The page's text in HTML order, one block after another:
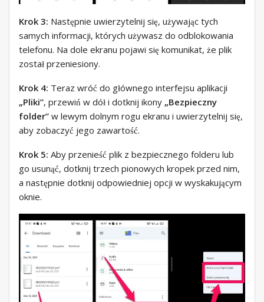
Krok 3: Następnie uwierzytelnij się, używając tych
samych informacji, których używasz do odblokowania
telefonu. Na dole ekranu pojawi się komunikat, że plik
został przeniesiony.
Krok 4: Teraz wróć do głównego interfejsu aplikacji
„Pliki”, przewiń w dół i dotknij ikony „Bezpieczny
folder” w lewym dolnym rogu ekranu i uwierzytelnij się,
aby zobaczyć jego zawartość.
Krok 5: Aby przenieść plik z bezpiecznego folderu lub
go usunąć, dotknij trzech pionowych kropek przed nim,
a następnie dotknij odpowiedniej opcji w wyskakującym
oknie.